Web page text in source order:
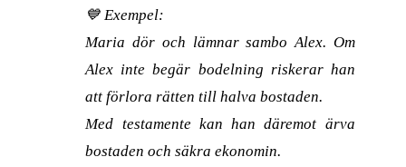
💙Exempel:
Maria dör och lämnar sambo Alex. Om
Alex inte begär bodelning riskerar han
att förlora rätten till halva bostaden.
Med testamente kan han däremot ärva
bostaden och säkra ekonomin.